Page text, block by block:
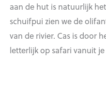
aan de hut is natuurlijk
schuifpui zien we de
van de rivier. Cas is door
letterlijk op safari vanuit